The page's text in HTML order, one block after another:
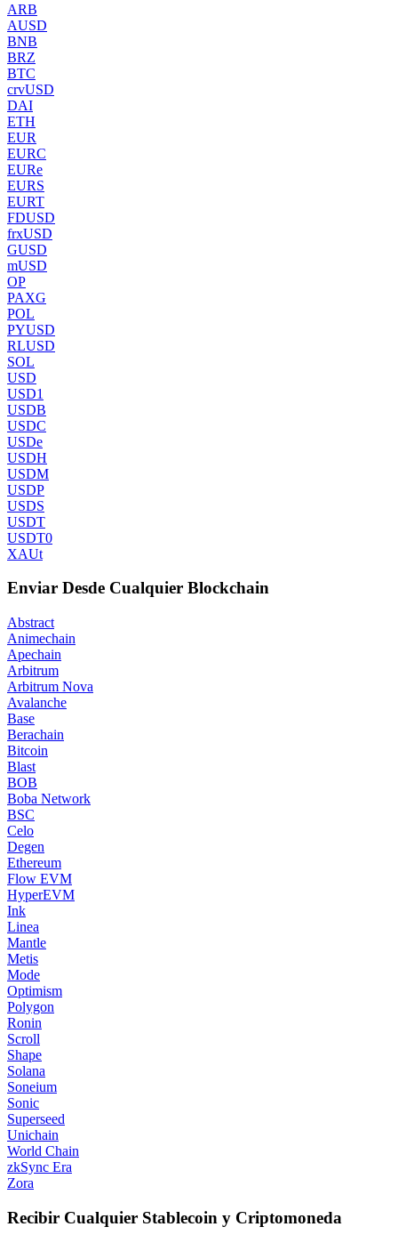
ARB
AUSD
BNB
BRZ
BTC
crvUSD
DAI
ETH
EUR
EURC
EURe
EURS
EURT
FDUSD
frxUSD
GUSD
mUSD
OP
PAXG
POL
PYUSD
RLUSD
SOL
USD
USD1
USDB
USDC
USDe
USDH
USDM
USDP
USDS
USDT
USDT0
XAUt
Enviar Desde Cualquier Blockchain
Abstract
Animechain
Apechain
Arbitrum
Arbitrum Nova
Avalanche
Base
Berachain
Bitcoin
Blast
BOB
Boba Network
BSC
Celo
Degen
Ethereum
Flow EVM
HyperEVM
Ink
Linea
Mantle
Metis
Mode
Optimism
Polygon
Ronin
Scroll
Shape
Solana
Soneium
Sonic
Superseed
Unichain
World Chain
zkSync Era
Zora
Recibir Cualquier Stablecoin y Criptomoneda